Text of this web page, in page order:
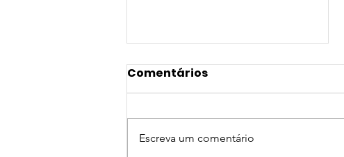
Comentários
Escreva um comentário